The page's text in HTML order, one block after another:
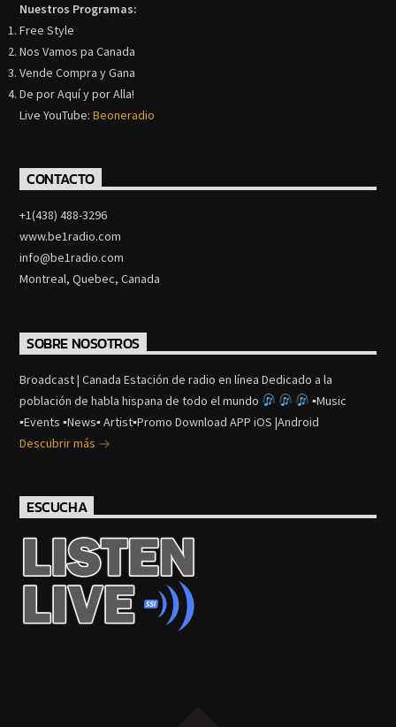
Nuestros Programas:
Free Style
Nos Vamos pa Canada
Vende Compra y Gana
De por Aquí y por Alla!
Live YouTube:Beoneradio
CONTACTO
+1(438) 488-3296
www.be1radio.com
info@be1radio.com
Montreal, Quebec, Canada
SOBRE NOSOTROS
Broadcast | Canada Estación de radio en línea Dedicado a la
población de habla hispana de todo el mundo
▪Music
▪Events ▪News▪ Artist▪Promo Download APP iOS |Android
Descubrir más
ESCUCHA